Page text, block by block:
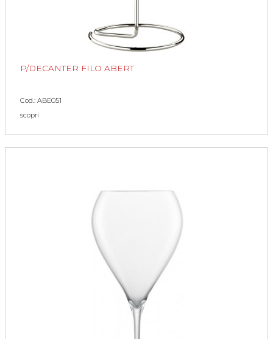
P/DECANTER FILO ABERT
Cod.: ABE051
scopri